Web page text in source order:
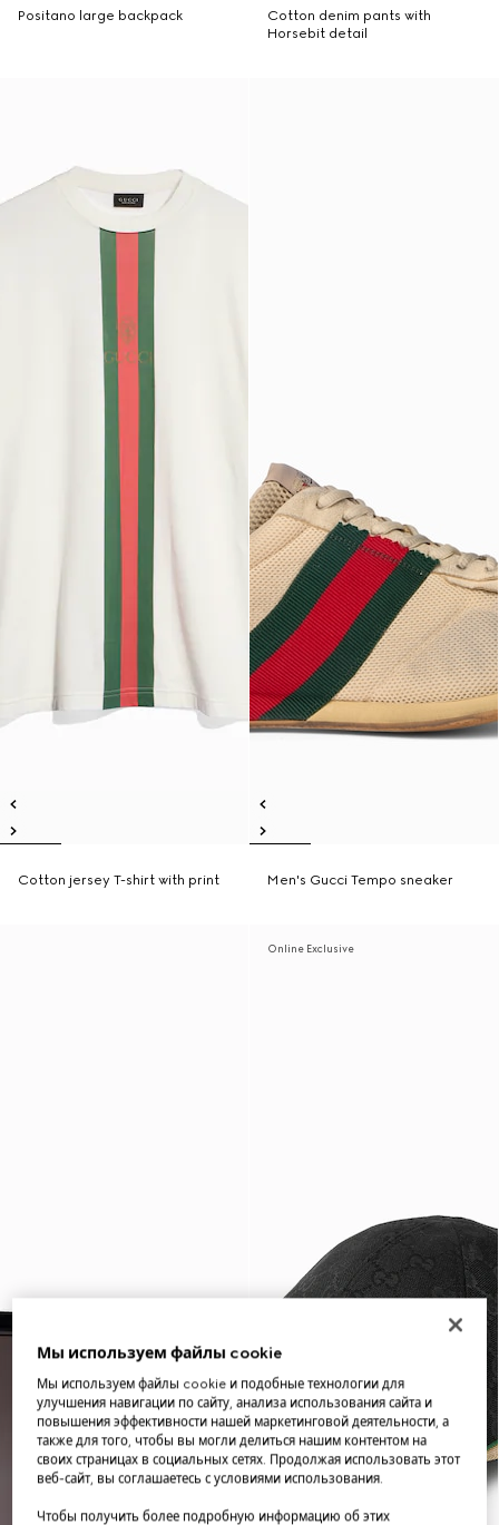
Positano large backpack
Cotton denim pants with
Horsebit detail
Cotton jersey T-shirt with print Men's Gucci Tempo sneaker
Online Exclusive
Мы используем файлы cookie
Мы используем файлы cookie и подобные технологии для
улучшения навигации по сайту, анализа использования сайта и
повышения эффективности нашей маркетинговой деятельности, а
также для того, чтобы вы могли делиться нашим контентом на
своих страницах в социальных сетях. Продолжая использовать этот
веб-сайт, вы соглашаетесь с условиями использования.
Чтобы получить более подробную информацию об этих